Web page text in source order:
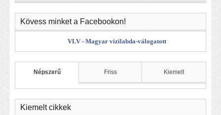
Kövess minket a Facebookon!
VLV - Magyar vízilabda-válogatott
Népszerű Friss Kiemelt
Kiemelt cikkek